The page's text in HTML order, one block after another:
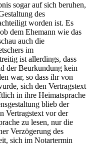
sogar auf sich beruhen,
des
worden ist. Es
dem Ehemann wie das
auch die
im
ist allerdings, dass
der Beurkundung kein
war, so dass ihr von
sich den Vertragstext
in ihre Heimatsprache
blieb der
Vertragstext vor der
zu lesen, nur die
Verzögerung des
sich im Notartermin